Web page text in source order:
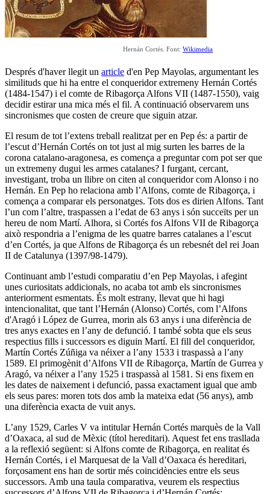
Hernán Cortés. Font: Wikimedia
Després d'haver llegit un article d'en Pep Mayolas, argumentant les
similituds que hi ha entre el conqueridor extremeny Hernán Cortés
(1484-1547) i el comte de Ribagorça Alfons VII (1487-1550), vaig
decidir estirar una mica més el fil. A continuació observarem uns
sincronismes que costen de creure que siguin atzar.
El resum de tot l’extens treball realitzat per en Pep és: a partir de
l’escut d’Hernán Cortés on tot just al mig surten les barres de la
corona catalano-aragonesa, es comença a preguntar com pot ser que
un extremeny dugui les armes catalanes? I furgant, cercant,
investigant, troba un llibre on citen al conqueridor com Alonso i no
Hernán. En Pep ho relaciona amb l’Alfons, comte de Ribagorça, i
comença a comparar els personatges. Tots dos es dirien Alfons. Tant
l’un com l’altre, traspassen a l’edat de 63 anys i són succeïts per un
hereu de nom Martí. Alhora, si Cortés fos Alfons VII de Ribagorça
això respondria a l’enigma de les quatre barres catalanes a l’escut
d’en Cortés, ja que Alfons de Ribagorça és un rebesnét del rei Joan
II de Catalunya (1397/98-1479).
Continuant amb l’estudi comparatiu d’en Pep Mayolas, i afegint
unes curiositats addicionals, no acaba tot amb els sincronismes
anteriorment esmentats. És molt estrany, llevat que hi hagi
intencionalitat, que tant l’Hernán (Alonso) Cortés, com l’Alfons
d'Aragó i López de Gurrea, morin als 63 anys i una diferència de
tres anys exactes en l’any de defunció. I també sobta que els seus
respectius fills i successors es diguin Martí. El fill del conqueridor,
Martín Cortés Zúñiga va néixer a l’any 1533 i traspassà a l’any
1589. El primogènit d’Alfons VII de Ribagorça, Martín de Gurrea y
Aragó, va néixer a l’any 1525 i traspassà al 1581. Si ens fixem en
les dates de naixement i defunció, passa exactament igual que amb
els seus pares: moren tots dos amb la mateixa edat (56 anys), amb
una diferència exacta de vuit anys.
L’any 1529, Carles V va intitular Hernán Cortés marquès de la Vall
d’Oaxaca, al sud de Mèxic (títol hereditari). Aquest fet ens trasllada
a la reflexió següent: si Alfons comte de Ribagorça, en realitat és
Hernán Cortés, i el Marquesat de la Vall d’Oaxaca és hereditari,
forçosament ens han de sortir més coincidències entre els seus
successors. Amb una taula comparativa, veurem els respectius